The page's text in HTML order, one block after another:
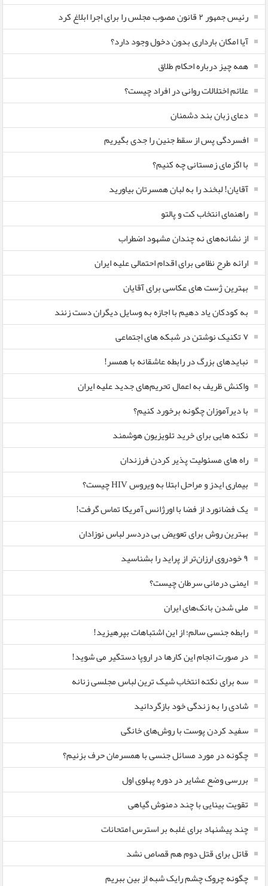
رئیس جمهور ۲ قانون مصوب مجلس را برای اجرا ابلاغ کرد
آیا امکان بارداری بدون دخول وجود دارد؟
همه چیز درباره احکام طلاق
علائم اختلالات روانی در افراد چیست؟
دعای زبان بند دشمنان
افسردگی پس از سقط جنین را جدی بگیریم
با اگزمای زمستانی چه کنیم؟
آقایان! لبخند را به لبان همسرتان بیاورید
راهنمای انتخاب کت و پالتو
از نشانه‌های نه چندان مشهود اضطراب
ارائه طرح نظامی برای اقدام احتمالی علیه ایران
بهترین ژست های عکاسی برای آقایان
به کودکان یاد دهیم با اجازه به وسایل دیگران دست زنند
۷ تکنیک نوشتن در شبکه های اجتماعی
نبایدهای بزرگ در رابطه عاشقانه با همسر!
واکنش ظریف به اعمال تحریم‌های جدید علیه ایران
با دیرآموزان چگونه برخورد کنیم؟
نکته هایی برای خرید تلویزیون هوشمند
راه های مسئولیت پذیر کردن فرزندان
بیماری ایدز و مراحل ابتلا به ویروس HIV چیست؟
یک فضانورد از فضا با اورژانس آمریکا تماس گرفت!
بهترین روش برای تعویض بی دردسر لباس نوزادان
٩ خودروی ارزان‌تر از پراید را بشناسید
ایمنی درمانی سرطان چیست؟
ملی شدن بانک‌های ایران
رابطه جنسی سالم؛ از این اشتباهات بپرهیزید!
در صورت انجام این کارها در اروپا دستگیر می شوید!
سه برای نکته انتخاب شیک ترین لباس مجلسی زنانه
شادی را به زندگی خود بازگردانید
سفید کردن پوست با روش‌های خانگی
چگونه در مورد مسائل جنسی با همسرمان حرف بزنیم؟
بررسی وضع عشایر در دوره پهلوی اول
تقویت بینایی با چند دمنوش گیاهی
چند پیشنهاد برای غلبه بر استرس امتحانات
قاتل برای قتل دوم هم قصاص نشد
چگونه چروک چشم رایک شبه از بین ببریم